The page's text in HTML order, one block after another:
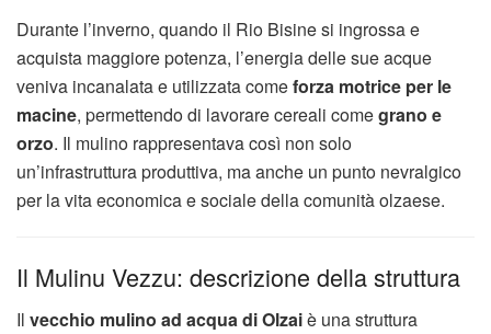
Durante l’inverno, quando il Rio Bisine si ingrossa e
acquista maggiore potenza, l’energia delle sue acque
veniva incanalata e utilizzata comeforza motrice per le
macine, permettendo di lavorare cereali comegrano e
orzo. Il mulino rappresentava così non solo
un’infrastruttura produttiva, ma anche un punto nevralgico
per la vita economica e sociale della comunità olzaese.
Il Mulinu Vezzu: descrizione della struttura
Il vecchio mulino ad acqua di Olzaiè una struttura